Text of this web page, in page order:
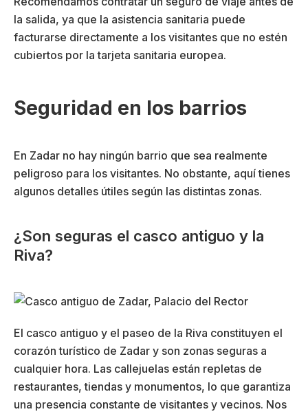
la salida, ya que la asistencia sanitaria puede
facturarse directamente a los visitantes que no estén
cubiertos por la tarjeta sanitaria europea.
Seguridad en los barrios
En Zadar no hay ningún barrio que sea realmente
peligroso para los visitantes. No obstante, aquí tienes
algunos detalles útiles según las distintas zonas.
¿Son seguras el casco antiguo y la
Riva?
El casco antiguo y el paseo de la Riva constituyen el
corazón turístico de Zadar y son zonas seguras a
cualquier hora. Las callejuelas están repletas de
restaurantes, tiendas y monumentos, lo que garantiza
una presencia constante de visitantes y vecinos. Nos